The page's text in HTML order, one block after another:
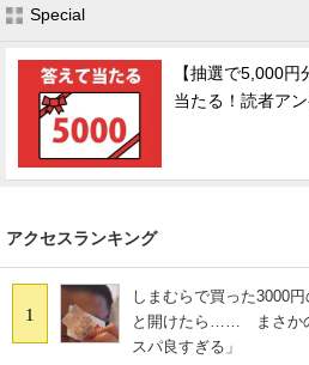
Special
【抽選で5,000
当たる！読者ア
アクセスランキング
1
しまむらで買った3000
と開けたら…… まさか
スパ良すぎる」